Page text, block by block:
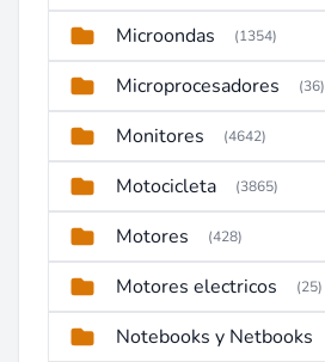
Microondas (1354)
Microprocesadores (36)
Monitores (4642)
Motocicleta (3865)
Motores (428)
Motores electricos (25)
Notebooks y Netbooks